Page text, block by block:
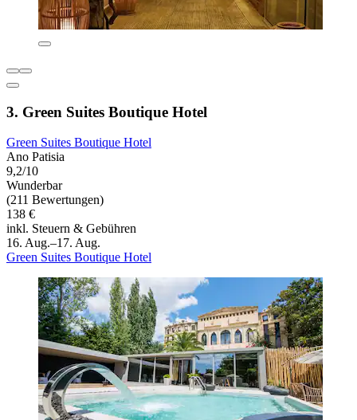
3. Green Suites Boutique Hotel
Green Suites Boutique Hotel
Ano Patisia
9,2/10
Wunderbar
(211 Bewertungen)
138 €
inkl. Steuern & Gebühren
16. Aug.–17. Aug.
Green Suites Boutique Hotel